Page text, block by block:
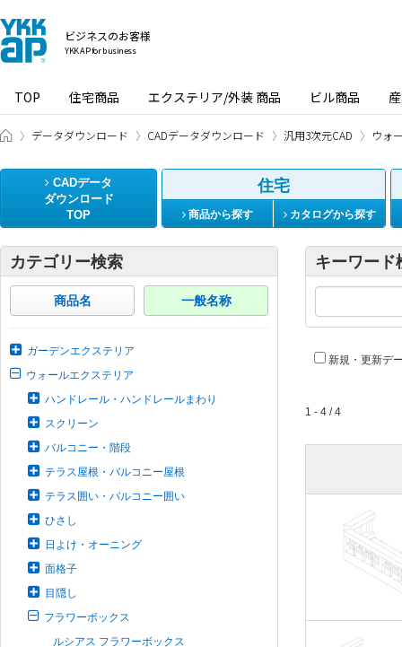
ビジネスのお客様
YKK AP for business
TOP 住宅商品 エクステリア/外装 商品 ビル商品
ビジネスのお客様 HOME
データダウンロード CADデータダウンロード 汎用3次元CAD ウォ
CADデータ
ダウンロード
TOP
住宅
商品から探す カタログから探す
カテゴリー検索
商品名 一般名称
ガーデンエクステリア
ウォールエクステリア
ハンドレール・ハンドレールまわり
スクリーン
バルコニー・階段
テラス屋根・バルコニー屋根
テラス囲い・バルコニー囲い
ひさし
日よけ・オーニング
面格子
目隠し
フラワーボックス
ルシアス フラワーボックス
キーワード
新規・更新デ
1 - 4 / 4